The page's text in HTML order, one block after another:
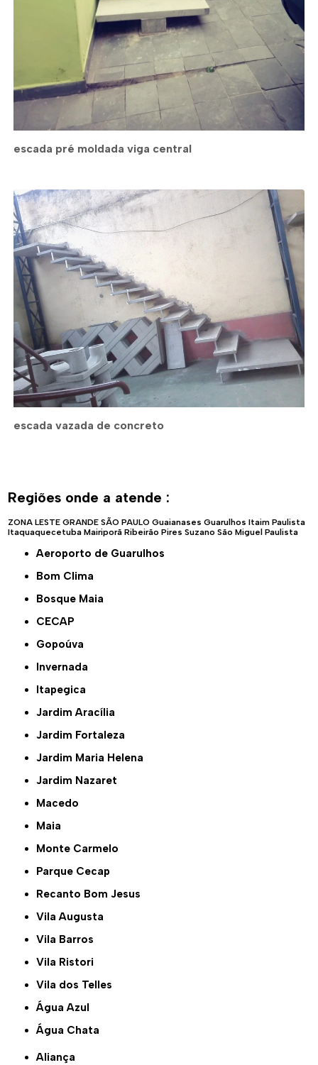
escada pré moldada viga central
escada vazada de concreto
Regiões onde a atende :
ZONA LESTE GRANDE SÃO PAULO Guaianases Guarulhos Itaim Paulista
Itaquaquecetuba Mairiporã Ribeirão Pires Suzano São Miguel Paulista
Aeroporto de Guarulhos
Bom Clima
Bosque Maia
CECAP
Gopoúva
Invernada
Itapegica
Jardim Aracília
Jardim Fortaleza
Jardim Maria Helena
Jardim Nazaret
Macedo
Maia
Monte Carmelo
Parque Cecap
Recanto Bom Jesus
Vila Augusta
Vila Barros
Vila Ristori
Vila dos Telles
Água Azul
Água Chata
Aliança